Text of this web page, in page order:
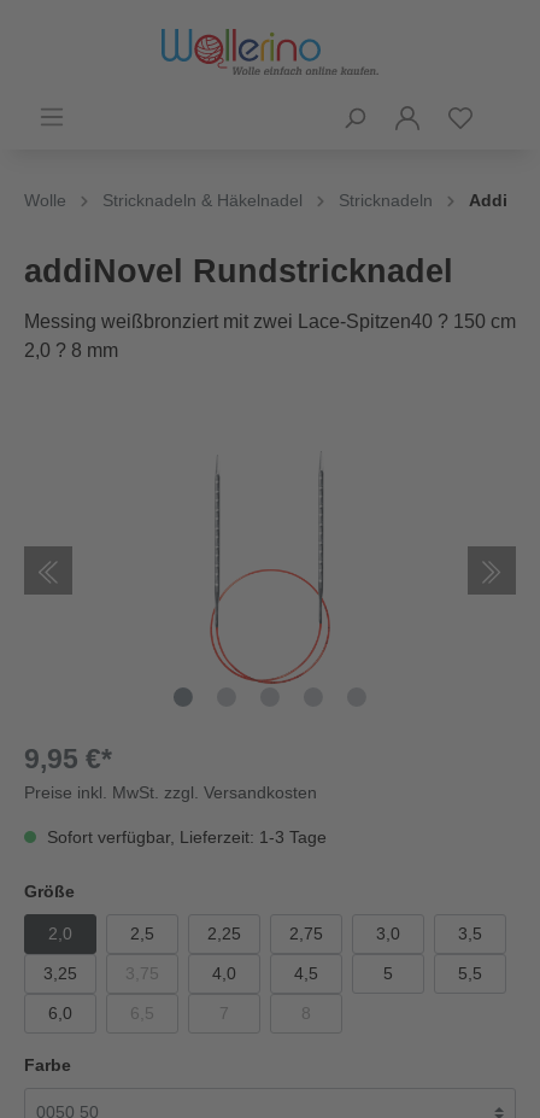
Wolle Stricknadeln & Häkelnadel Stricknadeln Addi
addiNovel Rundstricknadel
Messing weißbronziert mit zwei Lace-Spitzen40 ? 150 cm
2,0 ? 8 mm
9,95 €*
Preise inkl. MwSt. zzgl. Versandkosten
Sofort verfügbar, Lieferzeit: 1-3 Tage
Größe
2,0 2,5 2,25 2,75 3,0 3,5
3,25 3,75 4,0 4,5 5 5,5
6,0 6,5 7 8
Farbe